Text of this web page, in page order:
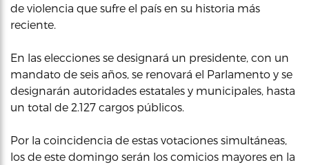
de violencia que sufre el país en su historia más
reciente.
En las elecciones se designará un presidente, con un
mandato de seis años, se renovará el Parlamento y se
designarán autoridades estatales y municipales, hasta
un total de 2.127 cargos públicos.
Por la coincidencia de estas votaciones simultáneas,
los de este domingo serán los comicios mayores en la